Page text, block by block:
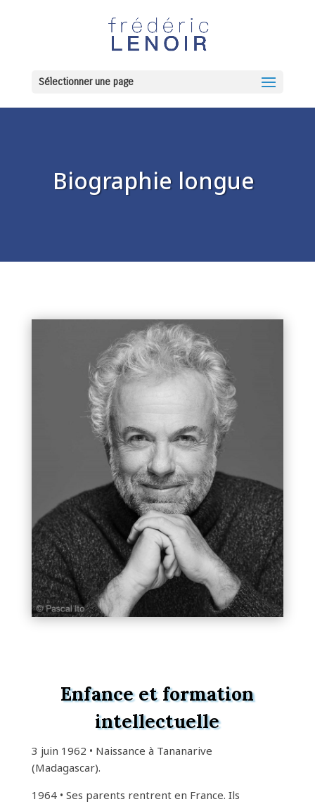
Sélectionner une page
Biographie longue
Enfance et formation
intellectuelle
3 juin 1962 • Naissance à Tananarive
(Madagascar).
1964 • Ses parents rentrent en France. Ils